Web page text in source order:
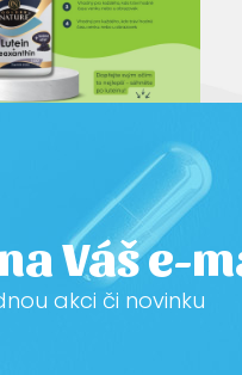
Váš e-
akci či novinku